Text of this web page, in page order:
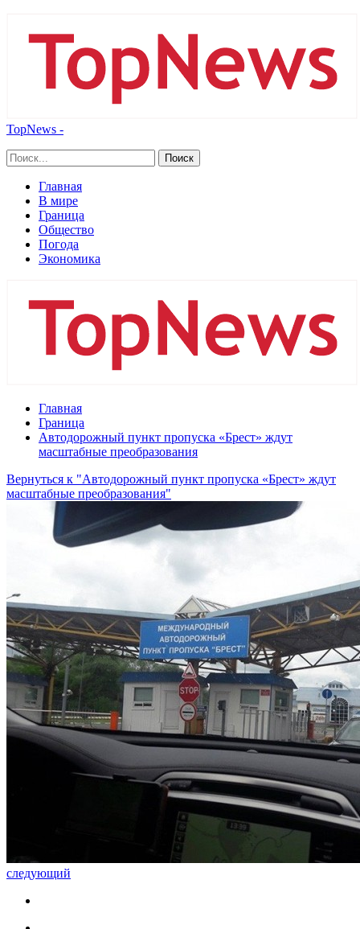
TopNews -
Главная
В мире
Граница
Общество
Погода
Экономика
Главная
Граница
Автодорожный пункт пропуска «Брест» ждут
масштабные преобразования
Вернуться к "Автодорожный пункт пропуска «Брест» ждут
масштабные преобразования"
следующий